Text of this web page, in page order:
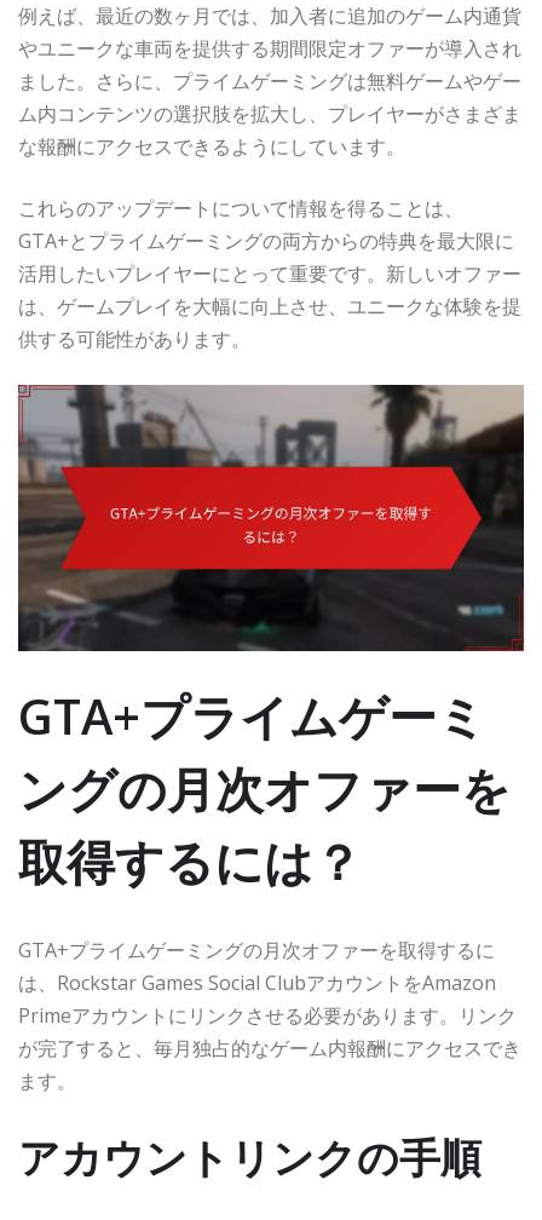
例えば、最近の数ヶ月では、加入者に追加のゲーム内通貨
やユニークな車両を提供する期間限定オファーが導入され
ました。さらに、プライムゲーミングは無料ゲームやゲー
ム内コンテンツの選択肢を拡大し、プレイヤーがさまざま
な報酬にアクセスできるようにしています。
これらのアップデートについて情報を得ることは、
GTA+とプライムゲーミングの両方からの特典を最大限に
活用したいプレイヤーにとって重要です。新しいオファー
は、ゲームプレイを大幅に向上させ、ユニークな体験を提
供する可能性があります。
GTA+プライムゲーミ
ングの月次オファーを
取得するには？
GTA+プライムゲーミングの月次オファーを取得するに
は、Rockstar Games Social ClubアカウントをAmazon
Primeアカウントにリンクさせる必要があります。リンク
が完了すると、毎月独占的なゲーム内報酬にアクセスでき
ます。
アカウントリンクの手順